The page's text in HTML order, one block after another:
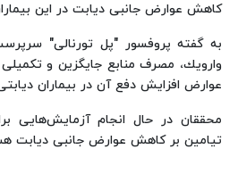
كاهش عوارض جانبی دیابت در این
به گفته پروفسور "پل تورنالی"
وارویك، مصرف منابع جایگزین و
عوارض افزایش دفع آن در بیماران
محققان در حال انجام آزمایش‌هایی
تیامین بر كاهش عوارض جانبی دیابت